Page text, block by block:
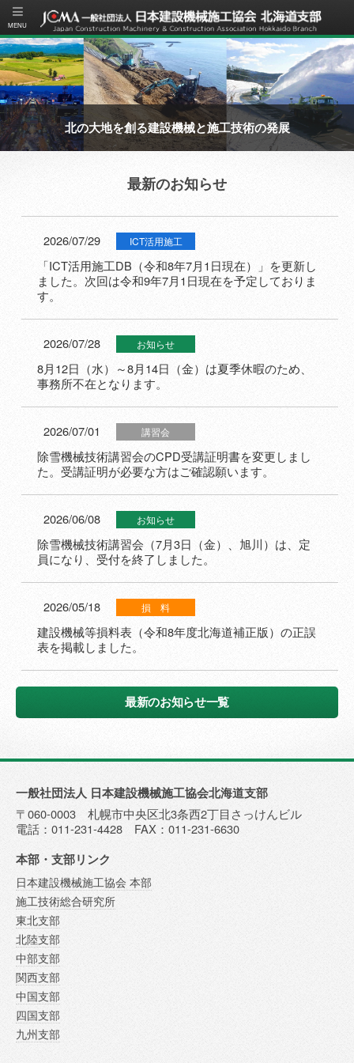
北の大地を創る建設機械と施工技術の発展
最新のお知らせ
2026/07/29 ICT活用施工
「ICT活用施工DB（令和8年7月1日現在）」を更新し
ました。次回は令和9年7月1日現在を予定しておりま
す。
2026/07/28 お知らせ
8月12日（水）～8月14日（金）は夏季休暇のため、
事務所不在となります。
2026/07/01 講習会
除雪機械技術講習会のCPD受講証明書を変更しまし
た。受講証明が必要な方はご確認願います。
2026/06/08 お知らせ
除雪機械技術講習会（7月3日（金）、旭川）は、定
員になり、受付を終了しました。
2026/05/18 損 料
建設機械等損料表（令和8年度北海道補正版）の正誤
表を掲載しました。
最新のお知らせ一覧
一般社団法人 日本建設機械施工協会北海道支部
〒060-0003 札幌市中央区北3条西2丁目さっけんビル
電話：011-231-4428 FAX：011-231-6630
本部・支部リンク
日本建設機械施工協会 本部
施工技術総合研究所
東北支部
北陸支部
中部支部
関西支部
中国支部
四国支部
九州支部